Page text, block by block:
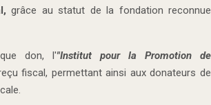
grâce au statut de la fondation reconnue
don, l'"Institut pour la Promotion de
fiscal, permettant ainsi aux donateurs de